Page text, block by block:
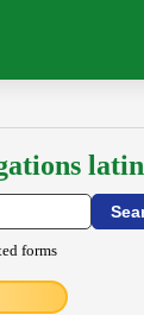
latin
forms